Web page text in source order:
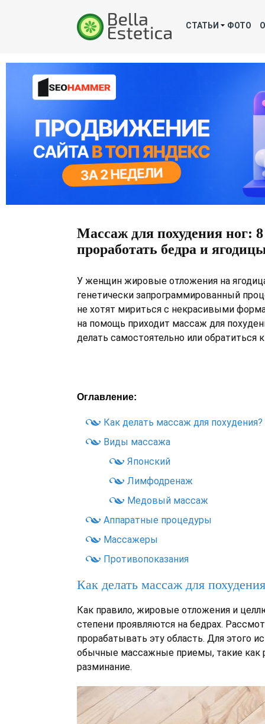
СТАТЬИ ФОТО
Массаж для похудения ног: 8
проработать бедра и
У женщин жировые отложения на
генетически запрограммированный
не хотят мириться с некрасивыми
на помощь приходит массаж для
делать самостоятельно или обратиться
Оглавление:
Как делать массаж для похудения?
Виды массажа
Японский
Лимфодренаж
Медовый массаж
Аппаратные процедуры
Массажеры
Противопоказания
Как делать массаж для
Как правило, жировые отложения и
степени проявляются на бедрах.
прорабатывать эту область. Для этого
обычные массажные приемы, такие как
разминание.